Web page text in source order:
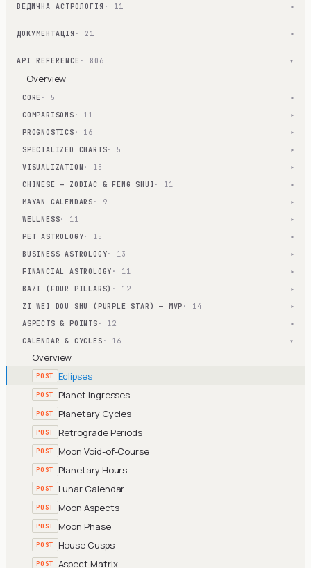
ВЕДИЧНА АСТРОЛОГІЯ · 11 ▾
ДОКУМЕНТАЦІЯ · 21 ▾
API REFERENCE · 806 ▾
Overview
CORE · 5 ▾
COMPARISONS · 11 ▾
PROGNOSTICS · 16 ▾
SPECIALIZED CHARTS· 5 ▾
VISUALIZATION · 15 ▾
CHINESE — ZODIAC & FENG SHUI · 11 ▾
MAYAN CALENDARS · 9 ▾
WELLNESS· 11 ▾
PET ASTROLOGY· 15 ▾
BUSINESS ASTROLOGY· 13 ▾
FINANCIAL ASTROLOGY · 11 ▾
BAZI (FOUR PILLARS) · 12 ▾
ZI WEI DOU SHU (PURPLE STAR) — MVP · 14 ▾
ASPECTS & POINTS · 12 ▾
CALENDAR & CYCLES · 16 ▾
Overview
POST Eclipses
POST Planet Ingresses
POST Planetary Cycles
POST Retrograde Periods
POST Moon Void-of-Course
POST Planetary Hours
POST Lunar Calendar
POST Moon Aspects
POST Moon Phase
POST House Cusps
POST Aspect Matrix